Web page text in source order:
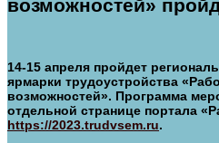
возможностей»
14-15 апреля пройдет
ярмарки трудоустройства
возможностей». Программа
отдельной странице портала
https://2023.trudvsem.ru.